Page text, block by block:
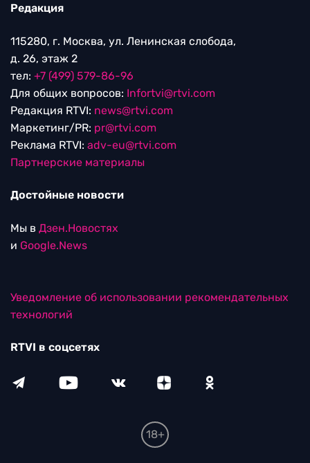
Редакция
115280, г. Москва, ул. Ленинская слобода,
д. 26, этаж 2
тел: +7 (499) 579-86-96
Для общих вопросов: Infortvi@rtvi.com
Редакция RTVI: news@rtvi.com
Маркетинг/PR: pr@rtvi.com
Реклама RTVI: adv-eu@rtvi.com
Партнерские материалы
Достойные новости
Мы в Дзен.Новостях
и Google.News
Уведомление об использовании рекомендательных
технологий
RTVI в соцсетях
18+